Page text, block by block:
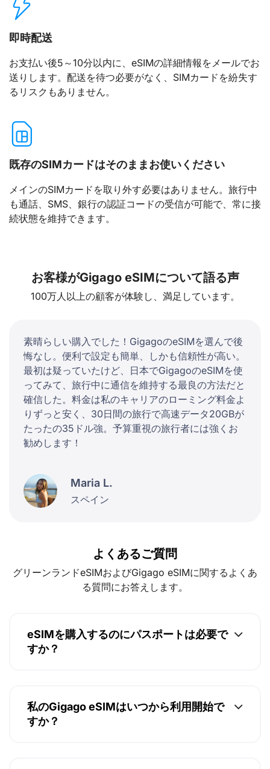
即時配送
お支払い後5～10分以内に、eSIMの詳細情報をメールでお
送りします。配送を待つ必要がなく、SIMカードを紛失す
るリスクもありません。
既存のSIMカードはそのままお使いください
メインのSIMカードを取り外す必要はありません。旅行中
も通話、SMS、銀行の認証コードの受信が可能で、常に接
続状態を維持できます。
お客様がGigago eSIMについて語る声
100万人以上の顧客が体験し、満足しています。
素晴らしい購入でした！GigagoのeSIMを選んで後
悔なし。便利で設定も簡単、しかも信頼性が高い。
最初は疑っていたけど、日本でGigagoのeSIMを使
ってみて、旅行中に通信を維持する最良の方法だと
確信した。料金は私のキャリアのローミング料金よ
りずっと安く、30日間の旅行で高速データ20GBが
たったの35ドル強。予算重視の旅行者には強くお
勧めします！
Maria L.
スペイン
よくあるご質問
グリーンランドeSIMおよびGigago eSIMに関するよくあ
る質問にお答えします。
eSIMを購入するのにパスポートは必要で
すか？
私のGigago eSIMはいつから利用開始で
すか？